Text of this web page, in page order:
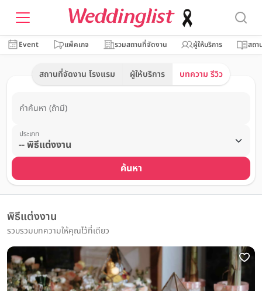
Event แพ็คเกจ รวมสถานที่จัดงาน ผู้ให้บริการ สถา
สถานที่จัดงาน โรงแรม ผู้ให้บริการ บทความ รีวิว
คำค้นหา (ถ้ามี)
ประเภท
ค้นหา
พิธีแต่งงาน
รวบรวมบทความให้คุณไว้ที่เดียว